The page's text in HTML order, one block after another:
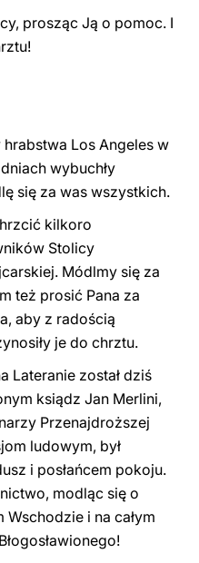
prosząc Ją o pomoc. I
Los Angeles w
wybuchły
się za was wszystkich.
kilkoro
Stolicy
Módlmy się za
też prosić Pana za
aby z radością
je do chrztu.
Lateranie został dziś
ksiądz Jan Merlini,
Przenajdroższej
ludowym, był
i posłańcem pokoju.
modląc się o
i na całym